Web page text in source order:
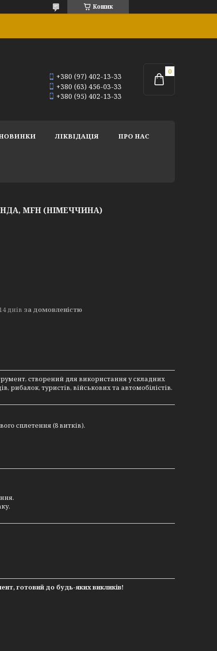
Кошик
+380 (97) 402-13-33
+380 (63) 456-03-33
+380 (95) 402-13-33
ЛІКВІДАЦІЯ ПРО НАС
MFH (НІМЕЧЧИНА)
днів за домовленістю
створений для використання у складних
туристів, військових та автомобілістів.
сплетення (8 витків).
готовий до будь-яких викликів!